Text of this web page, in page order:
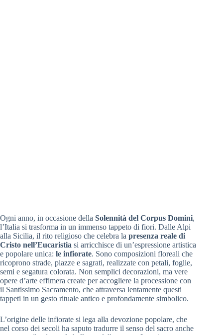
Ogni anno, in occasione della Solennità del Corpus Domini,
l’Italia si trasforma in un immenso tappeto di fiori. Dalle Alpi
alla Sicilia, il rito religioso che celebra la presenza reale di
Cristo nell’Eucaristia si arricchisce di un’espressione artistica
e popolare unica: le infiorate. Sono composizioni floreali che
ricoprono strade, piazze e sagrati, realizzate con petali, foglie,
semi e segatura colorata. Non semplici decorazioni, ma vere
opere d’arte effimera create per accogliere la processione con
il Santissimo Sacramento, che attraversa lentamente questi
tappeti in un gesto rituale antico e profondamente simbolico.
L’origine delle infiorate si lega alla devozione popolare, che
nel corso dei secoli ha saputo tradurre il senso del sacro anche